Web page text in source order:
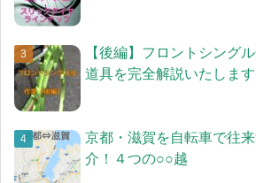
【後編】フロントシング
道具を完全解説いたします
京都・滋賀を自転車で往
介！４つの○○越